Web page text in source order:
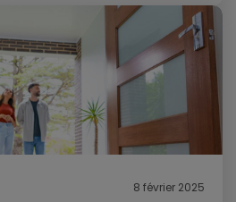
8 février 2025